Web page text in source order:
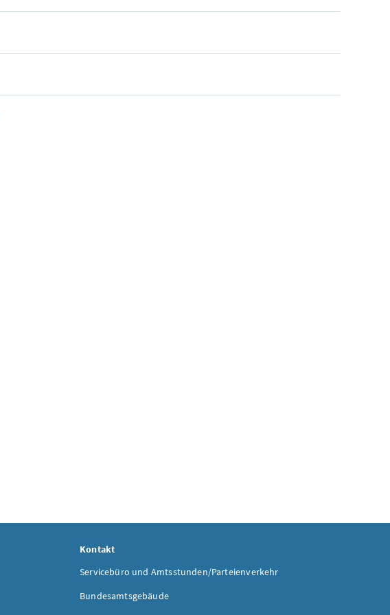
Kontakt
Servicebüro und Amtsstunden/Parteienverkehr
Bundesamtsgebäude